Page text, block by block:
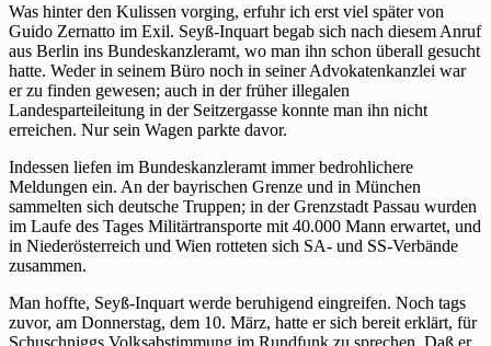
Was hinter den Kulissen vorging, erfuhr ich erst viel später von
Guido Zernatto im Exil. Seyß-Inquart begab sich nach diesem Anruf
aus Berlin ins Bundeskanzleramt, wo man ihn schon überall gesucht
hatte. Weder in seinem Büro noch in seiner Advokatenkanzlei war
er zu finden gewesen; auch in der früher illegalen
Landesparteileitung in der Seitzergasse konnte man ihn nicht
erreichen. Nur sein Wagen parkte davor.
Indessen liefen im Bundeskanzleramt immer bedrohlichere
Meldungen ein. An der bayrischen Grenze und in München
sammelten sich deutsche Truppen; in der Grenzstadt Passau wurden
im Laufe des Tages Militärtransporte mit 40.000 Mann erwartet, und
in Niederösterreich und Wien rotteten sich SA- und SS-Verbände
zusammen.
Man hoffte, Seyß-Inquart werde beruhigend eingreifen. Noch tags
zuvor, am Donnerstag, dem 10. März, hatte er sich bereit erklärt, für
Schuschniggs Volksabstimmung im Rundfunk zu sprechen. Daß er